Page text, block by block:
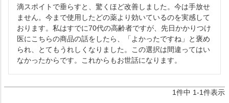
滴スポイトで垂らすと、驚くほど改善しました。今は手放せ
ません。今まで使用したどの薬より効いているのを実感して
おります。私はすでに70代の高齢者ですが、先日かかりつけ
医にこちらの商品の話をしたら、「よかったですね」と褒め
られ、とてもうれしくなりました。この選択は間違ってはい
なかったからです。これからもお世話になります。
1件中 1-1件表示